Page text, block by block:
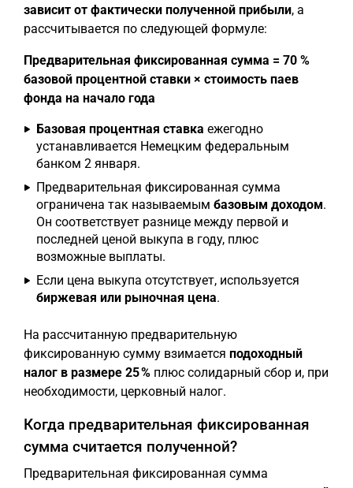
зависит от фактически полученной прибыли, а
рассчитывается по следующей формуле:
Предварительная фиксированная сумма = 70 %
базовой процентной ставки × стоимость паев
фонда на начало года
Базовая процентная ставка ежегодно
устанавливается Немецким федеральным
банком 2 января.
Предварительная фиксированная сумма
ограничена так называемым базовым доходом.
Он соответствует разнице между первой и
последней ценой выкупа в году, плюс
возможные выплаты.
Если цена выкупа отсутствует, используется
биржевая или рыночная цена.
На рассчитанную предварительную
фиксированную сумму взимается подоходный
налог в размере 25 % плюс солидарный сбор и, при
необходимости, церковный налог.
Когда предварительная фиксированная
сумма считается полученной?
Предварительная фиксированная сумма